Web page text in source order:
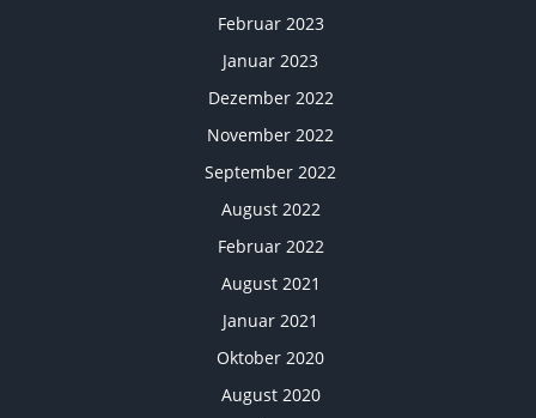
Februar 2023
Januar 2023
Dezember 2022
November 2022
September 2022
August 2022
Februar 2022
August 2021
Januar 2021
Oktober 2020
August 2020